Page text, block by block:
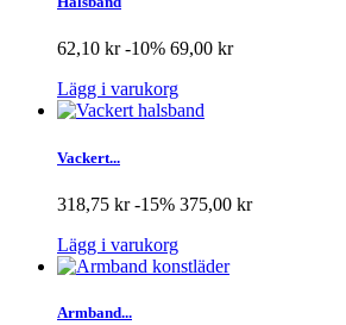
62,10 kr -10% 69,00 kr
Lägg i varukorg
Vackert...
318,75 kr -15% 375,00 kr
Lägg i varukorg
Armband...